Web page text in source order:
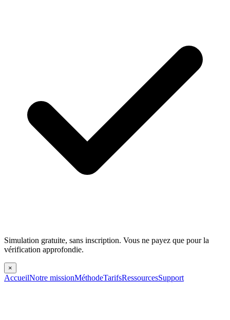
Simulation gratuite, sans inscription. Vous ne payez que pour la
vérification approfondie.
×
AccueilNotre missionMéthodeTarifsRessourcesSupport